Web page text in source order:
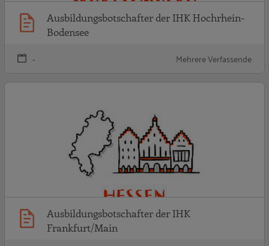
Ausbildungsbotschafter der IHK Hochrhein-
Bodensee
- Mehrere Verfassende
Ausbildungsbotschafter der IHK
Frankfurt/Main